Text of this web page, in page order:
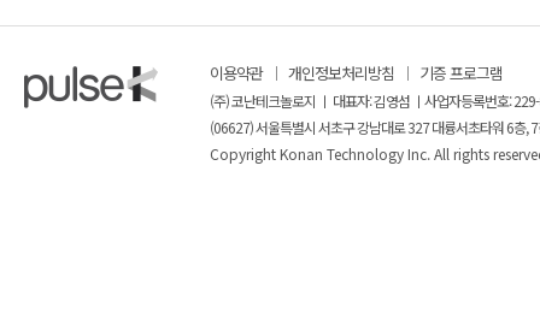
이용약관 개인정보처리방침 기증 프로그램
(주) 코난테크놀로지 ㅣ 대표자: 김영섬 ㅣ사업자등록번호:
(06627) 서울특별시 서초구 강남대로 327 대륭서초타워 6층,
Copyright Konan Technology Inc. All rights